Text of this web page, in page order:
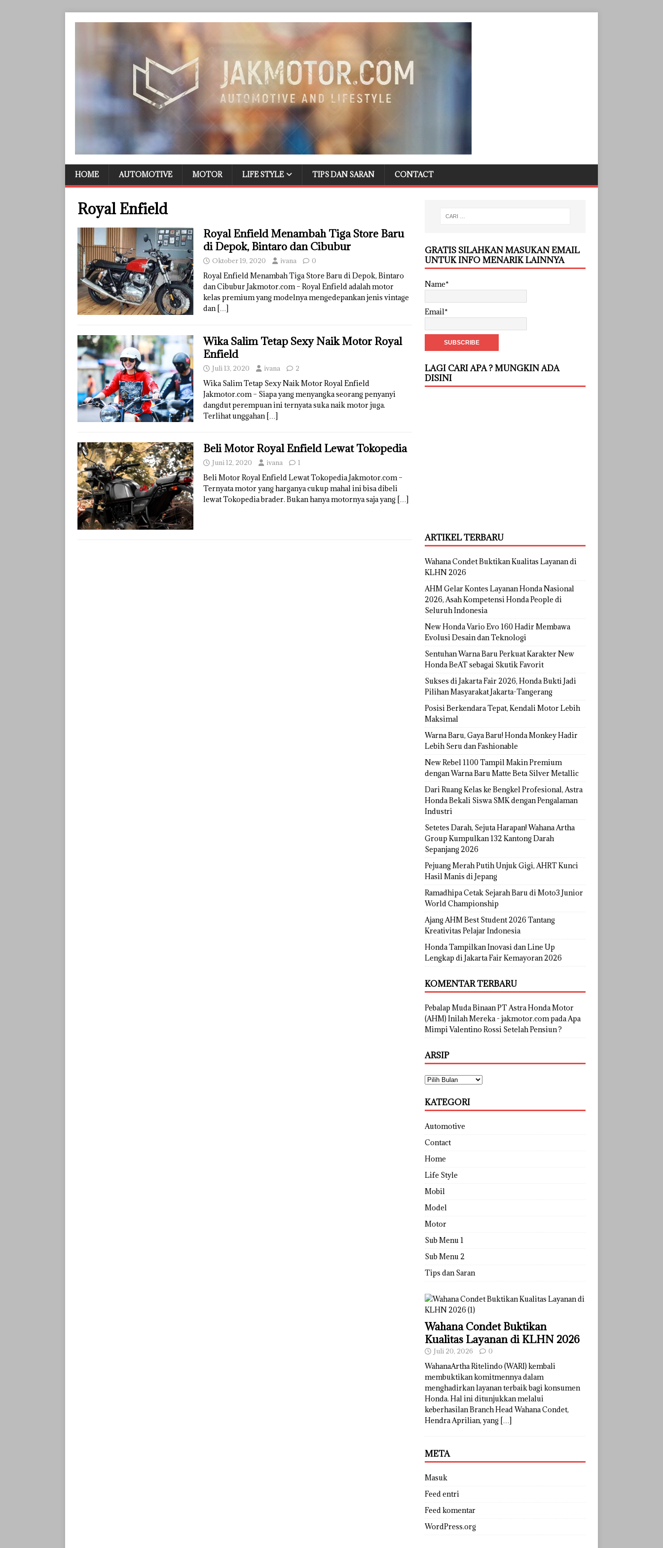
HOME AUTOMOTIVE MOTOR LIFE STYLE TIPS DAN SARAN CONTACT
Royal Enfield
Royal Enfield Menambah Tiga Store Baru
di Depok, Bintaro dan Cibubur
Oktober 19, 2020 ivana 0
Royal Enfield Menambah Tiga Store Baru di Depok, Bintaro
dan Cibubur Jakmotor.com – Royal Enfield adalah motor
kelas premium yang modelnya mengedepankan jenis vintage
dan […]
Wika Salim Tetap Sexy Naik Motor Royal
Enfield
Juli 13, 2020 ivana 2
Wika Salim Tetap Sexy Naik Motor Royal Enfield
Jakmotor.com – Siapa yang menyangka seorang penyanyi
dangdut perempuan ini ternyata suka naik motor juga.
Terlihat unggahan […]
Beli Motor Royal Enfield Lewat Tokopedia
Juni 12, 2020 ivana 1
Beli Motor Royal Enfield Lewat Tokopedia Jakmotor.com –
Ternyata motor yang harganya cukup mahal ini bisa dibeli
lewat Tokopedia brader. Bukan hanya motornya saja yang […]
GRATIS SILAHKAN MASUKAN EMAIL
UNTUK INFO MENARIK LAINNYA
Name*
Email*
LAGI CARI APA ? MUNGKIN ADA
DISINI
ARTIKEL TERBARU
Wahana Condet Buktikan Kualitas Layanan di
KLHN 2026
AHM Gelar Kontes Layanan Honda Nasional
2026, Asah Kompetensi Honda People di
Seluruh Indonesia
New Honda Vario Evo 160 Hadir Membawa
Evolusi Desain dan Teknologi
Sentuhan Warna Baru Perkuat Karakter New
Honda BeAT sebagai Skutik Favorit
Sukses di Jakarta Fair 2026, Honda Bukti Jadi
Pilihan Masyarakat Jakarta-Tangerang
Posisi Berkendara Tepat, Kendali Motor Lebih
Maksimal
Warna Baru, Gaya Baru! Honda Monkey Hadir
Lebih Seru dan Fashionable
New Rebel 1100 Tampil Makin Premium
dengan Warna Baru Matte Beta Silver Metallic
Dari Ruang Kelas ke Bengkel Profesional, Astra
Honda Bekali Siswa SMK dengan Pengalaman
Industri
Setetes Darah, Sejuta Harapan! Wahana Artha
Group Kumpulkan 132 Kantong Darah
Sepanjang 2026
Pejuang Merah Putih Unjuk Gigi, AHRT Kunci
Hasil Manis di Jepang
Ramadhipa Cetak Sejarah Baru di Moto3 Junior
World Championship
Ajang AHM Best Student 2026 Tantang
Kreativitas Pelajar Indonesia
Honda Tampilkan Inovasi dan Line Up
Lengkap di Jakarta Fair Kemayoran 2026
KOMENTAR TERBARU
Pebalap Muda Binaan PT Astra Honda Motor
(AHM) Inilah Mereka - jakmotor.compadaApa
Mimpi Valentino Rossi Setelah Pensiun ?
ARSIP
KATEGORI
Automotive
Contact
Home
Life Style
Mobil
Model
Motor
Sub Menu 1
Sub Menu 2
Tips dan Saran
Wahana Condet Buktikan
Kualitas Layanan di KLHN 2026
Juli 20, 2026 0
WahanaArtha Ritelindo (WARI) kembali
membuktikan komitmennya dalam
menghadirkan layanan terbaik bagi konsumen
Honda. Hal ini ditunjukkan melalui
keberhasilan Branch Head Wahana Condet,
Hendra Aprilian, yang […]
META
Masuk
Feed entri
Feed komentar
WordPress.org